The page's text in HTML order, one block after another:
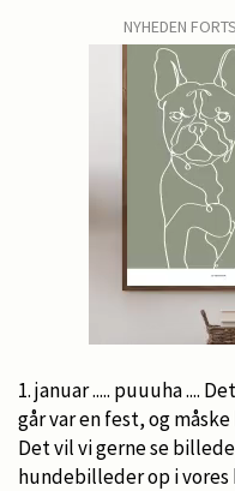
NYHEDEN
1. januar ..... puuuha ....
går var en fest, og
Det vil vi gerne se
hundebilleder op i vores